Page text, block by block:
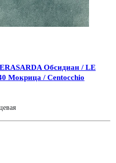
Обсидиан / LE
Мокрица / Centocchio